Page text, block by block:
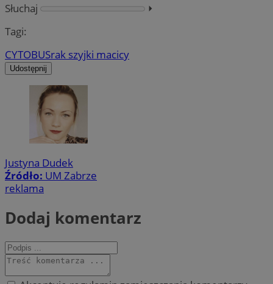
Słuchaj
⏵︎
Tagi:
CYTOBUSrak szyjki macicy
Udostępnij
Justyna Dudek
Źródło: UM Zabrze
reklama
Dodaj komentarz